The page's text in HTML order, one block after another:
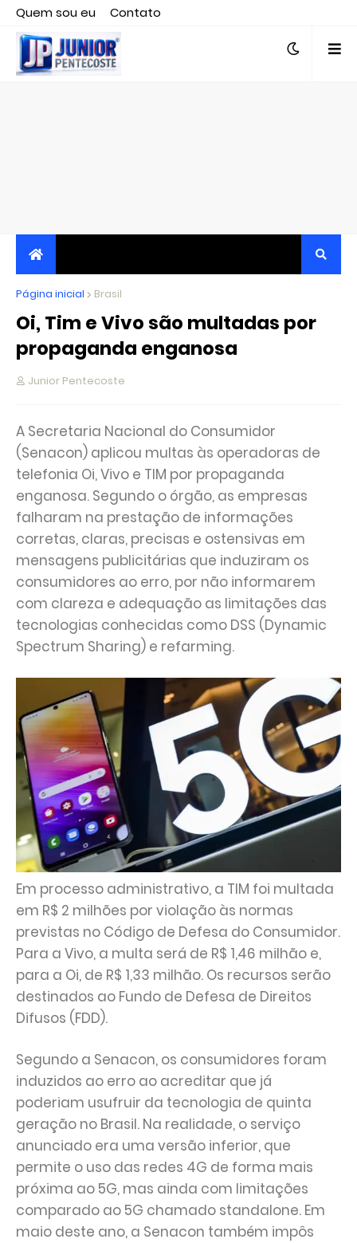
Quem sou eu
Contato
Editor responsável, jornalista Clovis Almeida.
JORNALISMO INDEPENDENTE, TRANSPARENTE E
CRÍTICO
Página inicial Brasil
Oi, Tim e Vivo são multadas por
propaganda enganosa
Junior Pentecoste
A Secretaria Nacional do Consumidor
(Senacon) aplicou multas às operadoras de
telefonia Oi, Vivo e TIM por propaganda
enganosa. Segundo o órgão, as empresas
falharam na prestação de informações
corretas, claras, precisas e ostensivas em
mensagens publicitárias que induziram os
consumidores ao erro, por não informarem
com clareza e adequação as limitações das
tecnologias conhecidas como DSS (Dynamic
Spectrum Sharing) e refarming.
Em processo administrativo, a TIM foi multada
em R$ 2 milhões por violação às normas
previstas no Código de Defesa do Consumidor.
Para a Vivo, a multa será de R$ 1,46 milhão e,
para a Oi, de R$ 1,33 milhão. Os recursos serão
destinados ao Fundo de Defesa de Direitos
Difusos (FDD).
Segundo a Senacon, os consumidores foram
induzidos ao erro ao acreditar que já
poderiam usufruir da tecnologia de quinta
geração no Brasil. Na realidade, o serviço
anunciado era uma versão inferior, que
permite o uso das redes 4G de forma mais
próxima ao 5G, mas ainda com limitações
comparado ao 5G chamado standalone. Em
maio deste ano, a Senacon também impôs